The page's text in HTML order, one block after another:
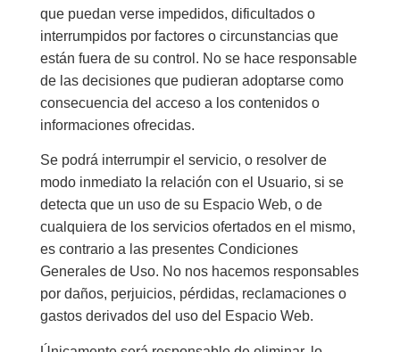
que puedan verse impedidos, dificultados o
interrumpidos por factores o circunstancias que
están fuera de su control. No se hace responsable
de las decisiones que pudieran adoptarse como
consecuencia del acceso a los contenidos o
informaciones ofrecidas.
Se podrá interrumpir el servicio, o resolver de
modo inmediato la relación con el Usuario, si se
detecta que un uso de su Espacio Web, o de
cualquiera de los servicios ofertados en el mismo,
es contrario a las presentes Condiciones
Generales de Uso. No nos hacemos responsables
por daños, perjuicios, pérdidas, reclamaciones o
gastos derivados del uso del Espacio Web.